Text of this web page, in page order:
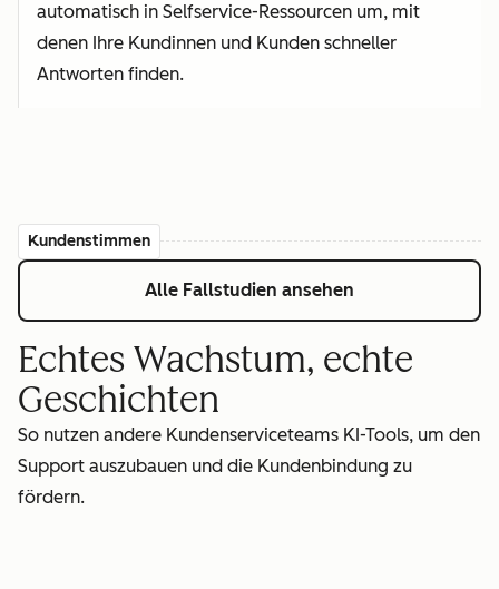
automatisch in Selfservice-Ressourcen um, mit
denen Ihre Kundinnen und Kunden schneller
Antworten finden.
Kundenstimmen
Alle Fallstudien ansehen
Echtes Wachstum, echte
Geschichten
So nutzen andere Kundenserviceteams KI-Tools, um den
Support auszubauen und die Kundenbindung zu
fördern.